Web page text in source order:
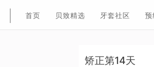
首页 贝致精选 牙套社区 预
矫正第14天